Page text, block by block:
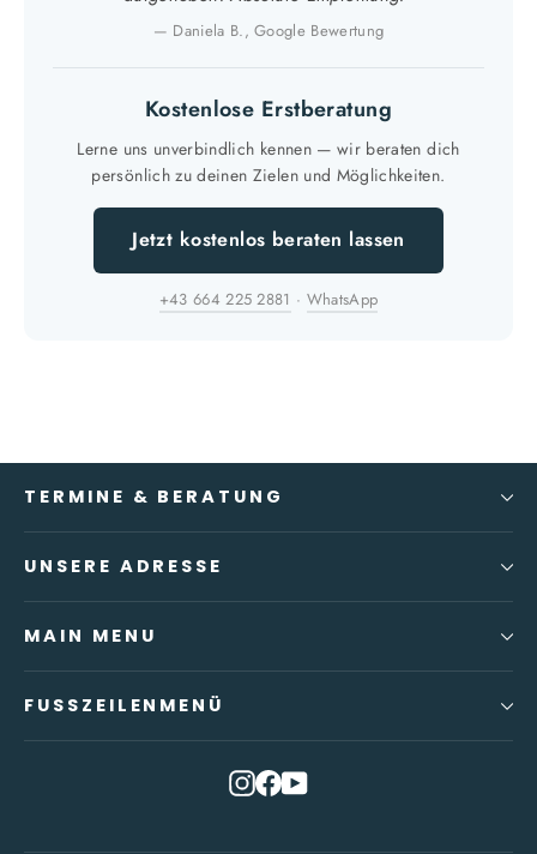
— Daniela B., Google Bewertung
Kostenlose Erstberatung
Lerne uns unverbindlich kennen — wir beraten dich
persönlich zu deinen Zielen und Möglichkeiten.
Jetzt kostenlos beraten lassen
+43 664 225 2881 · WhatsApp
TERMINE & BERATUNG
UNSERE ADRESSE
MAIN MENU
FUSSZEILENMENÜ
Instagram
Facebook
YouTube